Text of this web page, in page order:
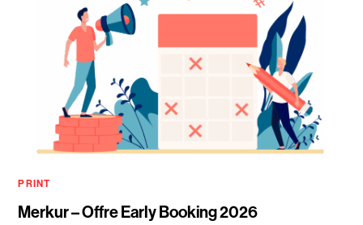
PRINT
Merkur – Offre Early Booking 2026